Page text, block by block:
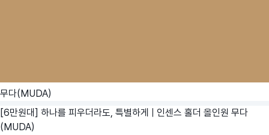
무다(MUDA)
[6만원대] 하나를 피우더라도, 특별하게 | 인센스 홀더 올인원 무다
(MUDA)